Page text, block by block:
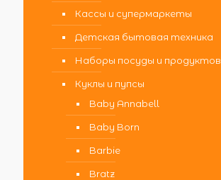
Кассы и супермаркеты
Детская бытовая техника
Наборы посуды и продуктов
Куклы и пупсы
Baby Annabell
Baby Born
Barbie
Bratz